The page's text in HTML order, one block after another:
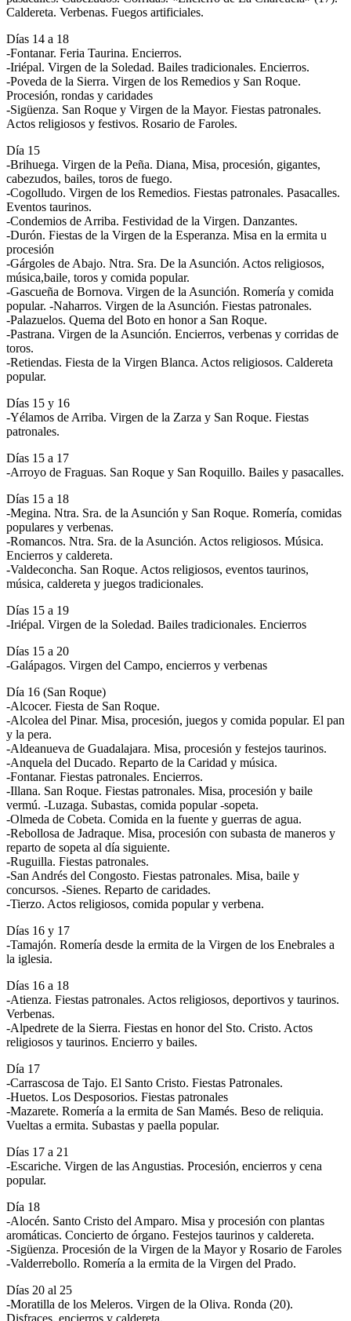
Caldereta. Verbenas. Fuegos artificiales.
Días 14 a 18
-Fontanar. Feria Taurina. Encierros.
-Iriépal. Virgen de la Soledad. Bailes tradicionales. Encierros.
-Poveda de la Sierra. Virgen de los Remedios y San Roque.
Procesión, rondas y caridades
-Sigüenza. San Roque y Virgen de la Mayor. Fiestas patronales.
Actos religiosos y festivos. Rosario de Faroles.
Día 15
-Brihuega. Virgen de la Peña. Diana, Misa, procesión, gigantes,
cabezudos, bailes, toros de fuego.
-Cogolludo. Virgen de los Remedios. Fiestas patronales. Pasacalles.
Eventos taurinos.
-Condemios de Arriba. Festividad de la Virgen. Danzantes.
-Durón. Fiestas de la Virgen de la Esperanza. Misa en la ermita u
procesión
-Gárgoles de Abajo. Ntra. Sra. De la Asunción. Actos religiosos,
música,baile, toros y comida popular.
-Gascueña de Bornova. Virgen de la Asunción. Romería y comida
popular. -Naharros. Virgen de la Asunción. Fiestas patronales.
-Palazuelos. Quema del Boto en honor a San Roque.
-Pastrana. Virgen de la Asunción. Encierros, verbenas y corridas de
toros.
-Retiendas. Fiesta de la Virgen Blanca. Actos religiosos. Caldereta
popular.
Días 15 y 16
-Yélamos de Arriba. Virgen de la Zarza y San Roque. Fiestas
patronales.
Días 15 a 17
-Arroyo de Fraguas. San Roque y San Roquillo. Bailes y pasacalles.
Días 15 a 18
-Megina. Ntra. Sra. de la Asunción y San Roque. Romería, comidas
populares y verbenas.
-Romancos. Ntra. Sra. de la Asunción. Actos religiosos. Música.
Encierros y caldereta.
-Valdeconcha. San Roque. Actos religiosos, eventos taurinos,
música, caldereta y juegos tradicionales.
Días 15 a 19
-Iriépal. Virgen de la Soledad. Bailes tradicionales. Encierros
Días 15 a 20
-Galápagos. Virgen del Campo, encierros y verbenas
Día 16 (San Roque)
-Alcocer. Fiesta de San Roque.
-Alcolea del Pinar. Misa, procesión, juegos y comida popular. El pan
y la pera.
-Aldeanueva de Guadalajara. Misa, procesión y festejos taurinos.
-Anquela del Ducado. Reparto de la Caridad y música.
-Fontanar. Fiestas patronales. Encierros.
-Illana. San Roque. Fiestas patronales. Misa, procesión y baile
vermú. -Luzaga. Subastas, comida popular -sopeta.
-Olmeda de Cobeta. Comida en la fuente y guerras de agua.
-Rebollosa de Jadraque. Misa, procesión con subasta de maneros y
reparto de sopeta al día siguiente.
-Ruguilla. Fiestas patronales.
-San Andrés del Congosto. Fiestas patronales. Misa, baile y
concursos. -Sienes. Reparto de caridades.
-Tierzo. Actos religiosos, comida popular y verbena.
Días 16 y 17
-Tamajón. Romería desde la ermita de la Virgen de los Enebrales a
la iglesia.
Días 16 a 18
-Atienza. Fiestas patronales. Actos religiosos, deportivos y taurinos.
Verbenas.
-Alpedrete de la Sierra. Fiestas en honor del Sto. Cristo. Actos
religiosos y taurinos. Encierro y bailes.
Día 17
-Carrascosa de Tajo. El Santo Cristo. Fiestas Patronales.
-Huetos. Los Desposorios. Fiestas patronales
-Mazarete. Romería a la ermita de San Mamés. Beso de reliquia.
Vueltas a ermita. Subastas y paella popular.
Días 17 a 21
-Escariche. Virgen de las Angustias. Procesión, encierros y cena
popular.
Día 18
-Alocén. Santo Cristo del Amparo. Misa y procesión con plantas
aromáticas. Concierto de órgano. Festejos taurinos y caldereta.
-Sigüenza. Procesión de la Virgen de la Mayor y Rosario de Faroles
-Valderrebollo. Romería a la ermita de la Virgen del Prado.
Días 20 al 25
-Moratilla de los Meleros. Virgen de la Oliva. Ronda (20).
Disfraces, encierros y caldereta.